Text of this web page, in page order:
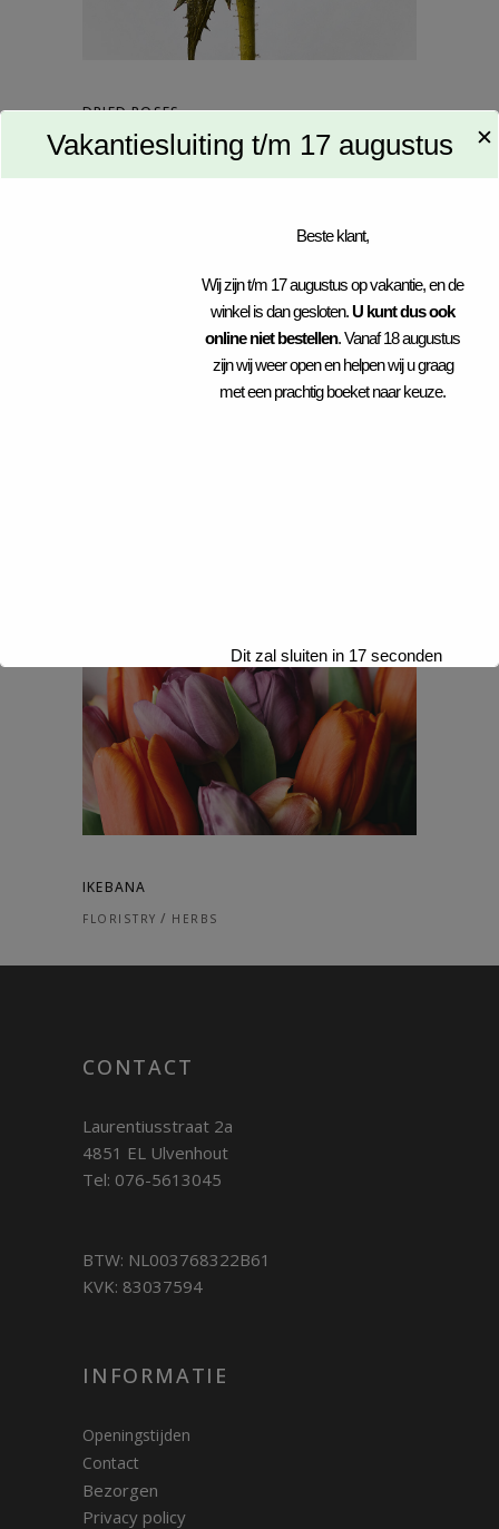
DRIED ROSES
FLORISTRY HERBS
IKEBANA
FLORISTRY HERBS
CONTACT
Laurentiusstraat 2a
4851 EL Ulvenhout
Tel: 076-5613045
BTW: NL003768322B61
KVK: 83037594
INFORMATIE
Openingstijden
Contact
Bezorgen
Privacy policy
Vakantiesluiting t/m 17 augustus ✕
Beste klant,
Wij zijn t/m 17 augustus op vakantie, en de
winkel is dan gesloten.U kunt dus ook
online niet bestellen. Vanaf 18 augustus
zijn wij weer open en helpen wij u graag
met een prachtig boeket naar keuze.
Dit zal sluiten in 16 seconden